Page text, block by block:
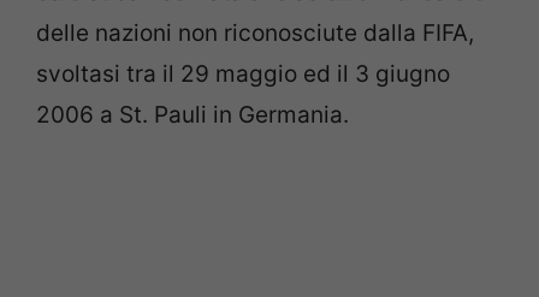
delle nazioni non riconosciute dalla FIFA,
svoltasi tra il 29 maggio ed il 3 giugno
2006 a St. Pauli in Germania.